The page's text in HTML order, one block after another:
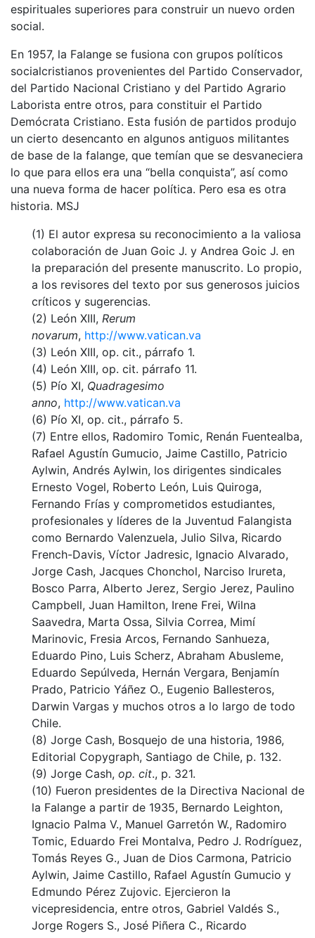
espirituales superiores para construir un nuevo orden
social.
En 1957, la Falange se fusiona con grupos políticos
socialcristianos provenientes del Partido Conservador,
del Partido Nacional Cristiano y del Partido Agrario
Laborista entre otros, para constituir el Partido
Demócrata Cristiano. Esta fusión de partidos produjo
un cierto desencanto en algunos antiguos militantes
de base de la falange, que temían que se desvaneciera
lo que para ellos era una “bella conquista”, así como
una nueva forma de hacer política. Pero esa es otra
historia. MSJ
(1) El autor expresa su reconocimiento a la valiosa
colaboración de Juan Goic J. y Andrea Goic J. en
la preparación del presente manuscrito. Lo propio,
a los revisores del texto por sus generosos juicios
críticos y sugerencias.
(2) León XIII, Rerum
novarum, http://www.vatican.va
(3) León XIII, op. cit., párrafo 1.
(4) León XIII, op. cit. párrafo 11.
(5) Pío XI, Quadragesimo
anno, http://www.vatican.va
(6) Pío XI, op. cit., párrafo 5.
(7) Entre ellos, Radomiro Tomic, Renán Fuentealba,
Rafael Agustín Gumucio, Jaime Castillo, Patricio
Aylwin, Andrés Aylwin, los dirigentes sindicales
Ernesto Vogel, Roberto León, Luis Quiroga,
Fernando Frías y comprometidos estudiantes,
profesionales y líderes de la Juventud Falangista
como Bernardo Valenzuela, Julio Silva, Ricardo
French-Davis, Víctor Jadresic, Ignacio Alvarado,
Jorge Cash, Jacques Chonchol, Narciso Irureta,
Bosco Parra, Alberto Jerez, Sergio Jerez, Paulino
Campbell, Juan Hamilton, Irene Frei, Wilna
Saavedra, Marta Ossa, Silvia Correa, Mimí
Marinovic, Fresia Arcos, Fernando Sanhueza,
Eduardo Pino, Luis Scherz, Abraham Abusleme,
Eduardo Sepúlveda, Hernán Vergara, Benjamín
Prado, Patricio Yáñez O., Eugenio Ballesteros,
Darwin Vargas y muchos otros a lo largo de todo
Chile.
(8) Jorge Cash, Bosquejo de una historia, 1986,
Editorial Copygraph, Santiago de Chile, p. 132.
(9) Jorge Cash, op. cit., p. 321.
(10) Fueron presidentes de la Directiva Nacional de
la Falange a partir de 1935, Bernardo Leighton,
Ignacio Palma V., Manuel Garretón W., Radomiro
Tomic, Eduardo Frei Montalva, Pedro J. Rodríguez,
Tomás Reyes G., Juan de Dios Carmona, Patricio
Aylwin, Jaime Castillo, Rafael Agustín Gumucio y
Edmundo Pérez Zujovic. Ejercieron la
vicepresidencia, entre otros, Gabriel Valdés S.,
Jorge Rogers S., José Piñera C., Ricardo